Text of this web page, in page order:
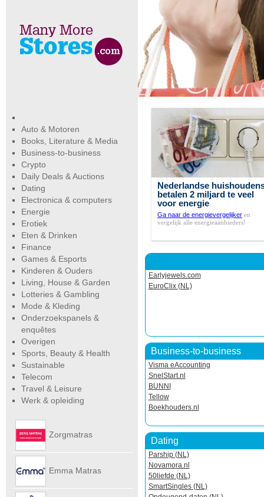
Nederlandse
betalen 2 miljard te veel
voor energie
Ga naar de energievergelijkeren
vergelijk alle energieaanbieders!
Earlyjewels.com
EuroClix (NL)
Business-to-business
Visma eAccounting
SnelStart.nl
BUNNI
Tellow
Boekhouders.nl
Dating
Parship (NL)
Novamora.nl
50liefde (NL)
SmartSingles (NL)
Auto & Motoren
Books, Literature & Media
Business-to-business
Crypto
Daily Deals & Auctions
Dating
Electronica & computers
Energie
Erotiek
Eten & Drinken
Finance
Games & Esports
Kinderen & Ouders
Living, House & Garden
Lotteries & Gambling
Mode & Kleding
Onderzoekspanels &
enquêtes
Overigen
Sports, Beauty & Health
Sustainable
Telecom
Travel & Leisure
Werk & opleiding
Zorgmatras
Emma Matras